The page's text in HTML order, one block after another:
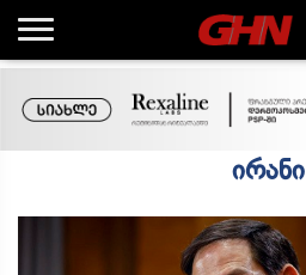
ირანი